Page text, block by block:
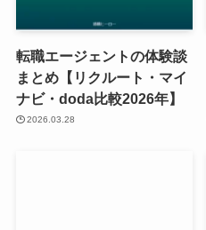
転職エージェントの体験談
まとめ【リクルート・マイ
ナビ・doda比較2026年】
2026.03.28